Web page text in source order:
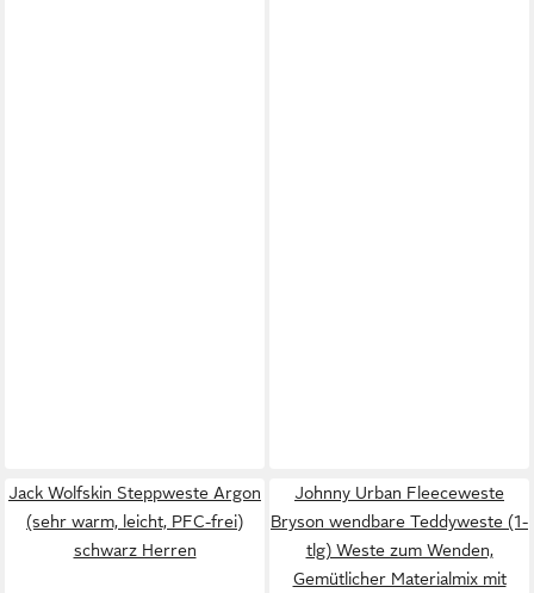
Jack Wolfskin Steppweste Argon
(sehr warm, leicht, PFC-frei)
schwarz Herren
Johnny Urban Fleeceweste
Bryson wendbare Teddyweste (1-
tlg) Weste zum Wenden,
Gemütlicher Materialmix mit